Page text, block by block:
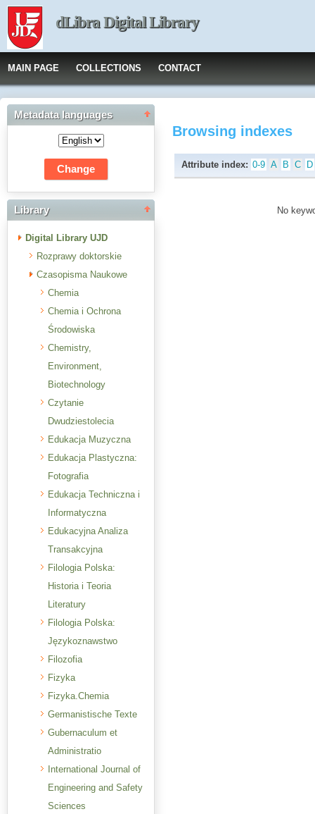
dLibra Digital Library
MAIN PAGE COLLECTIONS CONTACT
Metadata languages
Library
Digital Library UJD
Rozprawy doktorskie
Czasopisma Naukowe
Chemia
Chemia i Ochrona
Środowiska
Chemistry,
Environment,
Biotechnology
Czytanie
Dwudziestolecia
Edukacja Muzyczna
Edukacja Plastyczna:
Fotografia
Edukacja Techniczna i
Informatyczna
Edukacyjna Analiza
Transakcyjna
Filologia Polska:
Historia i Teoria
Literatury
Filologia Polska:
Językoznawstwo
Filozofia
Fizyka
Fizyka.Chemia
Germanistische Texte
Gubernaculum et
Administratio
International Journal of
Engineering and Safety
Sciences
Browsing indexes
Attribute index: 0-9 A B C D
No